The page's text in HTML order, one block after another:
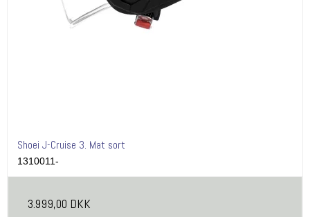
Shoei J-Cruise 3. Mat sort
1310011-
3.999,00 DKK